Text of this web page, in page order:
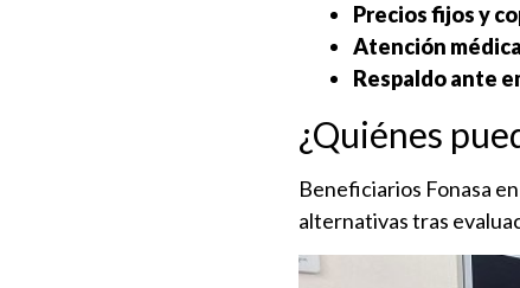
Precios fijos y
Atención
Respaldo ante
¿Quiénes
Beneficiarios Fonasa
alternativas tras